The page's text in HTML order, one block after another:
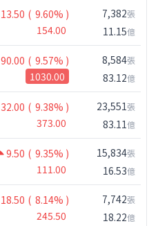
13.50 ( 9.60% )
154.00
7,382張
11.15億
90.00 ( 9.57% )
1030.00
8,584張
83.12億
32.00 ( 9.38% )
373.00
23,551張
83.11億
9.50 ( 9.35% )
111.00
15,834張
16.53億
18.50 ( 8.14% )
245.50
7,742張
18.22億